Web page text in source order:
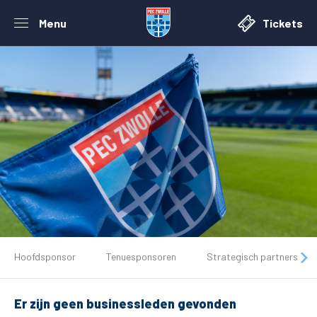
Menu Tickets
Tickets
Matchdays
Hoofdsponsor Tenuesponsoren Strategisch partners
Er zijn geen businessleden gevonden